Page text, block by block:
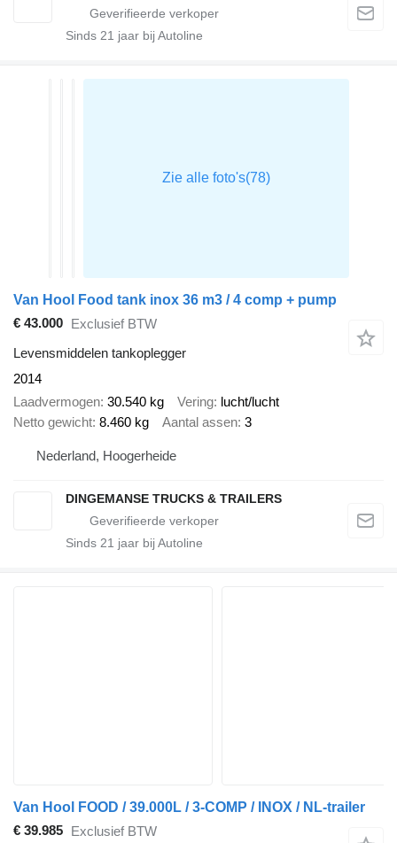
Sinds 21 jaar bij Autoline
Van Hool Food tank inox 36 m3 / 4 comp + pump
€ 43.000 Exclusief BTW
Levensmiddelen tankoplegger
2014
Laadvermogen 30.540 kg Vering lucht/lucht
Netto gewicht 8.460 kg Aantal assen 3
Nederland, Hoogerheide
DINGEMANSE TRUCKS & TRAILERS
Sinds 21 jaar bij Autoline
Van Hool FOOD / 39.000L / 3-COMP / INOX / NL-trailer
€ 39.985 Exclusief BTW